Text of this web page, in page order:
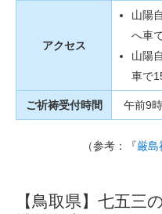
アクセス
山陽
へ車
山陽
車で
ご祈祷受付時間 午前9
（参考：『厳
【鳥取県】七五三